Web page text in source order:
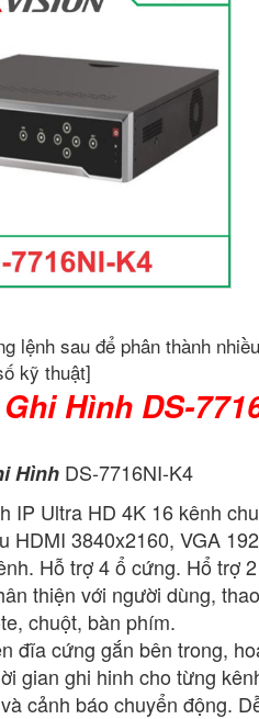
lệnh sau để phân thành
kỹ thuật]
Hình DS-
Hình DS-7716NI-K4
IP Ultra HD 4K 16 kênh
HDMI 3840x2160, VGA
Hỗ trợ 4 ổ cứng. Hổ trợ
thiện với người dùng,
chuột, bàn phím.
đĩa cứng gắn bên trong,
gian ghi hinh cho từng
cảnh báo chuyển động.